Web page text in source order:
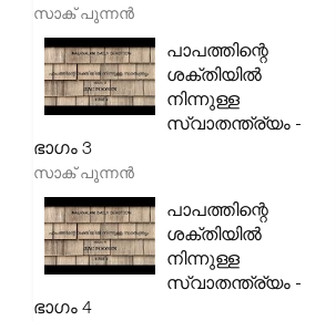
സാക് പുന്നൻ
പാപത്തിന്റെ
ശക്തിയിൽ
നിന്നുള്ള
സ്വാതന്ത്ര്യം -
ഭാഗം 3
സാക് പുന്നൻ
പാപത്തിന്റെ
ശക്തിയിൽ
നിന്നുള്ള
സ്വാതന്ത്ര്യം -
ഭാഗം 4